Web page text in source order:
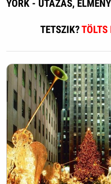
YORK - UTAZÁS, ÉLMÉNY
TETSZIK?TÖLTS